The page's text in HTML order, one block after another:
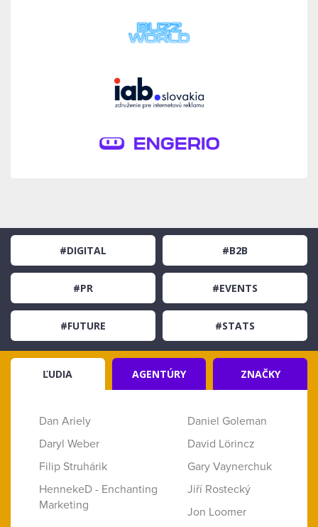
#DIGITAL #B2B
#PR #EVENTS
#FUTURE #STATS
ĽUDIA AGENTÚRY ZNAČKY
Dan Ariely
Daniel Goleman
Daryl Weber
David Lörincz
Filip Struhárik
Gary Vaynerchuk
HennekeD - Enchanting
Marketing
Jiří Rostecký
Jon Loomer